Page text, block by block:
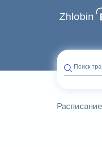
Zhlobin
Поиск
Расписание